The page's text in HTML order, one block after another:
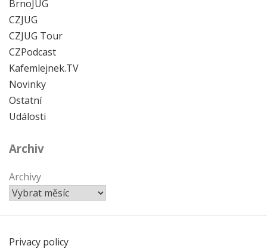
BrnoJUG
CZJUG
CZJUG Tour
CZPodcast
Kafemlejnek.TV
Novinky
Ostatní
Události
Archiv
Archivy
Privacy policy